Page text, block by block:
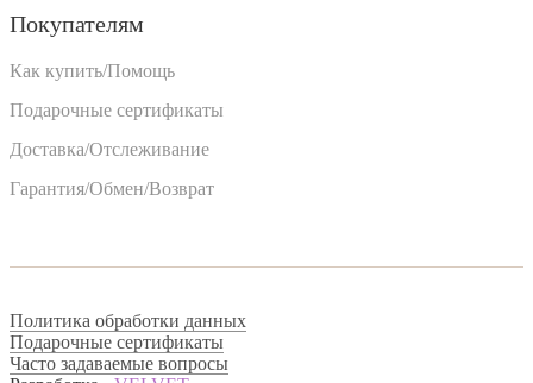
Покупателям
Как купить/Помощь
Подарочные сертификаты
Доставка/Отслеживание
Гарантия/Обмен/Возврат
Политика обработки данных
Подарочные сертификаты
Часто задаваемые вопросы